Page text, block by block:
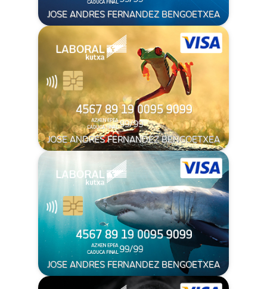
JOSE ANDRES FERNANDEZ BENGOETXEA
JOSE ANDRES FERNANDEZ BENGOETXEA
JOSE ANDRES FERNANDEZ BENGOETXEA